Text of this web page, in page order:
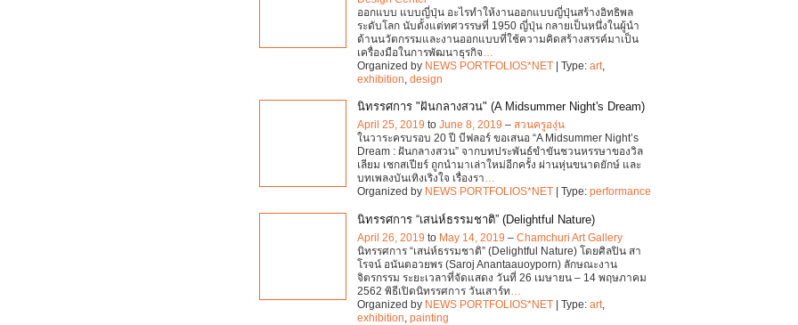
ออกแบบ แบบญี่ปุ่น อะไรทำให้งานออกแบบญี่ปุ่นสร้างอิทธิพล
ระดับโลก นับตั้งแต่ทศวรรษที่ 1950 ญี่ปุ่น กลายเป็นหนึ่งในผู้นำ
ด้านนวัตกรรมและงานออกแบบที่ใช้ความคิดสร้างสรรค์มาเป็น
เครื่องมือในการพัฒนาธุรกิจ…
Organized by NEWS PORTFOLIOS*NET | Type: art,
exhibition, design
นิทรรศการ "ฝันกลางสวน" (A Midsummer Night's Dream)
April 25, 2019 to June 8, 2019 – สวนครูองุ่น
ในวาระครบรอบ 20 ปี บีฟลอร์ ขอเสนอ “A Midsummer Night’s
Dream : ฝันกลางสวน” จากบทประพันธ์ขำขันชวนหรรษาของวิล
เลียม เชกสเปียร์ ถูกนำมาเล่าใหม่อีกครั้ง ผ่านหุ่นขนาดยักษ์ และ
บทเพลงบันเทิงเริงใจ เรื่องรา…
Organized by NEWS PORTFOLIOS*NET | Type: performance
นิทรรศการ “เสน่ห์ธรรมชาติ” (Delightful Nature)
April 26, 2019 to May 14, 2019 – Chamchuri Art Gallery
นิทรรศการ “เสน่ห์ธรรมชาติ” (Delightful Nature) โดยศิลปิน สา
โรจน์ อนันตอวยพร (Saroj Anantaauoyporn) ลักษณะงาน
จิตรกรรม ระยะเวลาที่จัดแสดง วันที่ 26 เมษายน – 14 พฤษภาคม
2562 พิธีเปิดนิทรรศการ วันเสาร์ท…
Organized by NEWS PORTFOLIOS*NET | Type: art,
exhibition, painting